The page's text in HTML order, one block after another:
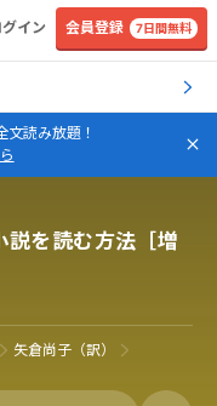
グイン 会員登録 7日間無料
読み放題！
説を読む方法［増
矢倉尚子（訳）